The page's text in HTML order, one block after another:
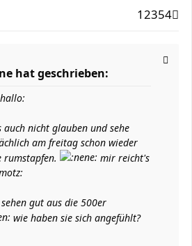
12354
hat geschrieben:
auch nicht glauben und sehe
am freitag schon wieder
rumstapfen.
mir reicht's
sehen gut aus die 500er
wie haben sie sich angefühlt?